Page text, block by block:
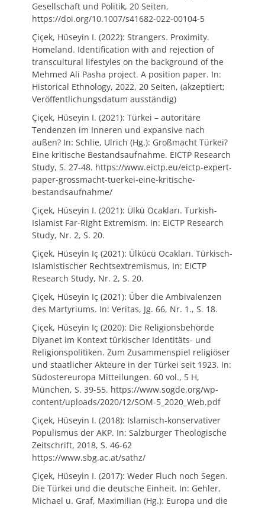
Gesellschaft und Politik, 20 Seiten,
https://doi.org/10.1007/s41682-022-00104-5
Çiçek, Hüseyin I. (2022): Strangers. Proximity.
Homeland. Identification with and rejection of
transcultural lifestyles on the background of the
Mehmed Ali Pasha project. A position paper. In:
Historical Ethnology, 2022, 20 Seiten, (akzeptiert;
Veröffentlichungsdatum ausständig)
Çiçek, Hüseyin I. (2021): Türkei – autoritäre
Tendenzen im Inneren und expansive nach
außen? In: Schlie, Ulrich (Hg.): Großmacht Türkei?
Eine kritische Bestandsaufnahme. EICTP Research
Study, S. 27-48. https://www.eictp.eu/eictp-expert-
paper-grossmacht-tuerkei-eine-kritische-
bestandsaufnahme/
Çiçek, Hüseyin I. (2021): Ülkü Ocakları. Turkish-
Islamist Far-Right Extremism. In: EICTP Research
Study, Nr. 2, S. 20.
Çiçek, Hüseyin Iç (2021): Ülkücü Ocakları. Türkisch-
Islamistischer Rechtsextremismus, In: EICTP
Research Study, Nr. 2, S. 20.
Çiçek, Hüseyin Iç (2021): Über die Ambivalenzen
des Martyriums. In: Veritas, Jg. 66, Nr. 1., S. 18.
Çiçek, Hüseyin Iç (2020): Die Religionsbehörde
Diyanet im Kontext türkischer Identitäts- und
Religionspolitiken. Zum Zusammenspiel religiöser
und staatlicher Akteure in der Türkei seit 1923. In:
Südostereuropa Mitteilungen. 60 vol., 5 H,
München, S. 39-55. https://www.sogde.org/wp-
content/uploads/2020/12/SOM-5_2020_Web.pdf
Çiçek, Hüseyin I. (2018): Islamisch-konservativer
Populismus der AKP. In: Salzburger Theologische
Zeitschrift, 2018, S. 46-62
https://www.sbg.ac.at/sathz/
Çiçek, Hüseyin I. (2017): Weder Fluch noch Segen.
Die Türkei und die deutsche Einheit. In: Gehler,
Michael u. Graf, Maximilian (Hg.): Europa und die